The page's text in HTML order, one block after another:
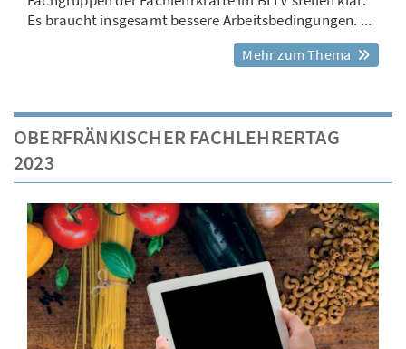
Es braucht insgesamt bessere Arbeitsbedingungen. ...
Mehr zum Thema
OBERFRÄNKISCHER FACHLEHRERTAG
2023